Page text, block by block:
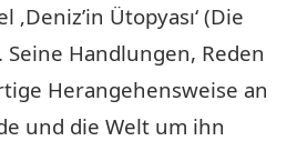
Ütopyası‘ (Die
Handlungen, Reden
Herangehensweise an
und die Welt um ihn